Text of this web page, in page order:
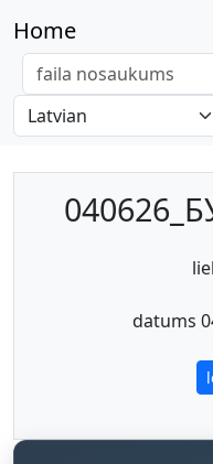
Home
datums